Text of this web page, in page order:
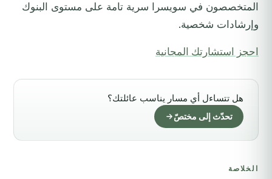
المتخصصون في سويسرا سرية تامة على مستوى البنوك
وإرشادات شخصية.
احجز استشارتك المجانية
هل تتساءل أي مسار يناسب عائلتك؟
تحدّث إلى مختصّ
الخلاصة